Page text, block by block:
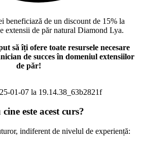
beneficiază de un discount de 15% la
extensii de păr natural Diamond Lya.
să îți ofere toate resursele necesare
de succes în domeniul extensiilor
de păr!
este acest curs?
indiferent de nivelul de experiență: